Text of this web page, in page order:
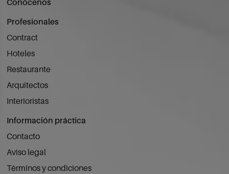
Conócenos
Profesionales
Contract
Hoteles
Restaurante
Arquitectos
Interioristas
Información práctica
Contacto
Aviso legal
Términos y condiciones